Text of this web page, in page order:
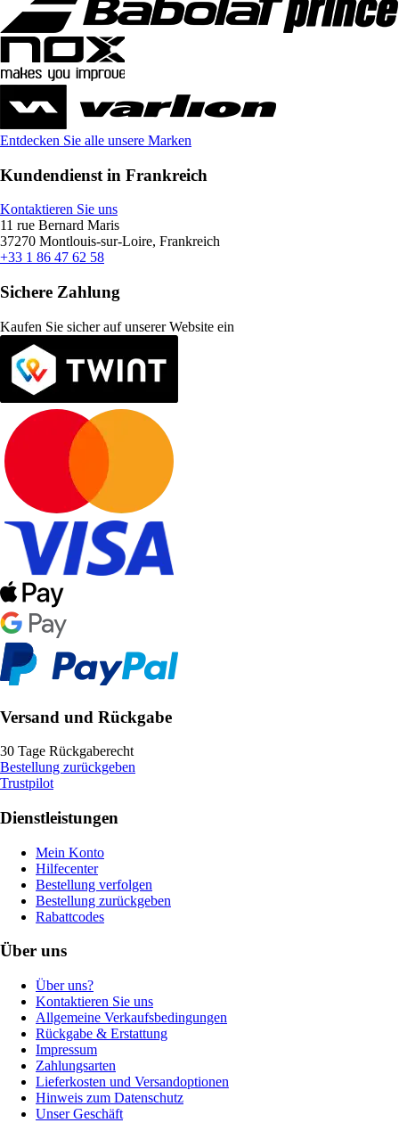
Entdecken Sie alle unsere Marken
Kundendienst in Frankreich
Kontaktieren Sie uns
11 rue Bernard Maris
37270 Montlouis-sur-Loire, Frankreich
+33 1 86 47 62 58
Sichere Zahlung
Kaufen Sie sicher auf unserer Website ein
Versand und Rückgabe
30 Tage Rückgaberecht
Bestellung zurückgeben
Trustpilot
Dienstleistungen
Mein Konto
Hilfecenter
Bestellung verfolgen
Bestellung zurückgeben
Rabattcodes
Über uns
Über uns?
Kontaktieren Sie uns
Allgemeine Verkaufsbedingungen
Rückgabe & Erstattung
Impressum
Zahlungsarten
Lieferkosten und Versandoptionen
Hinweis zum Datenschutz
Unser Geschäft